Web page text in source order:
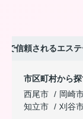
で信頼されるエス
市区町村から
西尾市
岡崎
知立市
刈谷